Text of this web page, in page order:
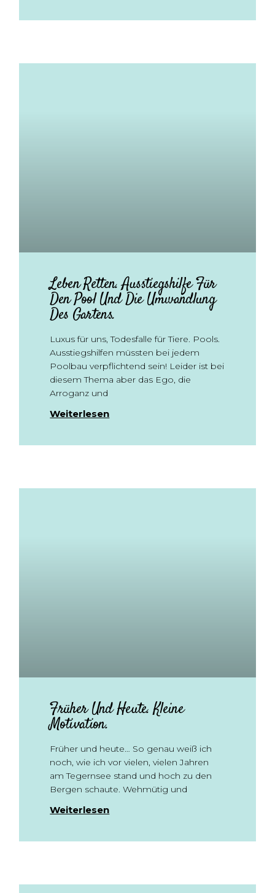
Leben Retten. Ausstiegshilfe Für
Den Pool Und Die Umwandlung
Des Gartens.
Luxus für uns, Todesfalle für Tiere. Pools.
Ausstiegshilfen müssten bei jedem
Poolbau verpflichtend sein! Leider ist bei
diesem Thema aber das Ego, die
Arroganz und
Weiterlesen
Früher Und Heute. Kleine
Motivation.
Früher und heute… So genau weiß ich
noch, wie ich vor vielen, vielen Jahren
am Tegernsee stand und hoch zu den
Bergen schaute. Wehmütig und
Weiterlesen